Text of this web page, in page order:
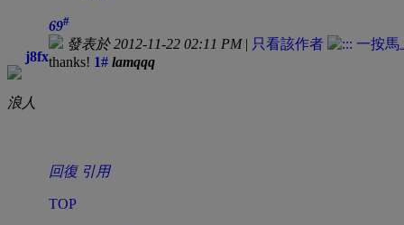
j8fx
浪人
69#
發表於 2012-11-22 02:11 PM| 只看該作者
thanks! 1# lamqqq
回復 引用
TOP